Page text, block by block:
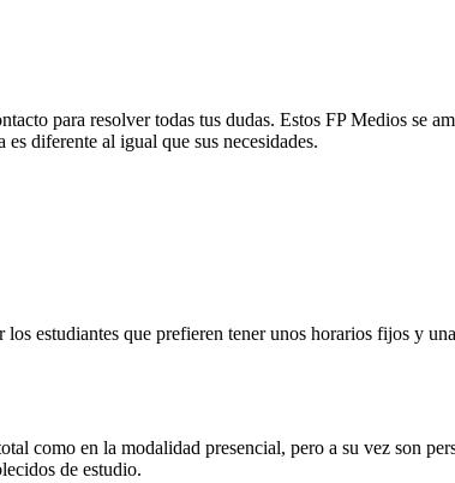
para resolver todas tus dudas. Estos FP Medios se
diferente al igual que sus necesidades.
estudiantes que prefieren tener unos horarios fijos y
como en la modalidad presencial, pero a su vez son
de estudio.